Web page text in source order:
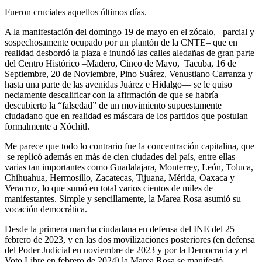
Fueron cruciales aquellos últimos días.
A la manifestación del domingo 19 de mayo en el zócalo, –parcial y
sospechosamente ocupado por un plantón de la CNTE– que en
realidad desbordó la plaza e inundó las calles aledañas de gran parte
del Centro Histórico –Madero, Cinco de Mayo, Tacuba, 16 de
Septiembre, 20 de Noviembre, Pino Suárez, Venustiano Carranza y
hasta una parte de las avenidas Juárez e Hidalgo— se le quiso
neciamente descalificar con la afirmación de que se habría
descubierto la “falsedad” de un movimiento supuestamente
ciudadano que en realidad es máscara de los partidos que postulan
formalmente a Xóchitl.
Me parece que todo lo contrario fue la concentración capitalina, que
se replicó además en más de cien ciudades del país, entre ellas
varias tan importantes como Guadalajara, Monterrey, León, Toluca,
Chihuahua, Hermosillo, Zacatecas, Tijuana, Mérida, Oaxaca y
Veracruz, lo que sumó en total varios cientos de miles de
manifestantes. Simple y sencillamente, la Marea Rosa asumió su
vocación democrática.
Desde la primera marcha ciudadana en defensa del INE del 25
febrero de 2023, y en las dos movilizaciones posteriores (en defensa
del Poder Judicial en noviembre de 2023 y por la Democracia y el